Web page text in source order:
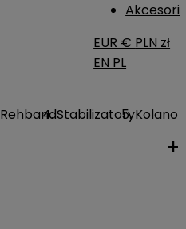
EUR € PLN zł
EN PL
RehbandStabilizatoryKolano